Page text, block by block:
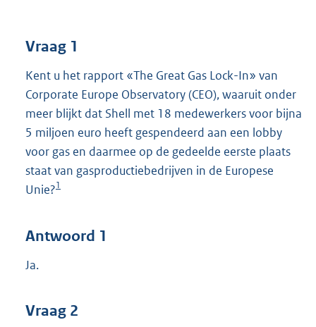
Vraag 1
Kent u het rapport «The Great Gas Lock-In» van
Corporate Europe Observatory (CEO), waaruit onder
meer blijkt dat Shell met 18 medewerkers voor bijna
5 miljoen euro heeft gespendeerd aan een lobby
voor gas en daarmee op de gedeelde eerste plaats
staat van gasproductiebedrijven in de Europese
Unie?1
Antwoord 1
Ja.
Vraag 2